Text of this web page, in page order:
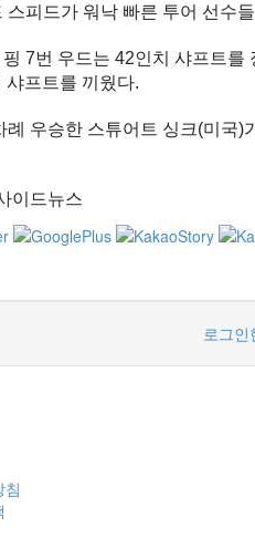
피드가 워낙 빠른 투어 선수
7번 우드는 42인치 샤프트를
샤프트를 끼웠다.
우승한 스튜어트 싱크(미국)
이드뉴스
로그
침